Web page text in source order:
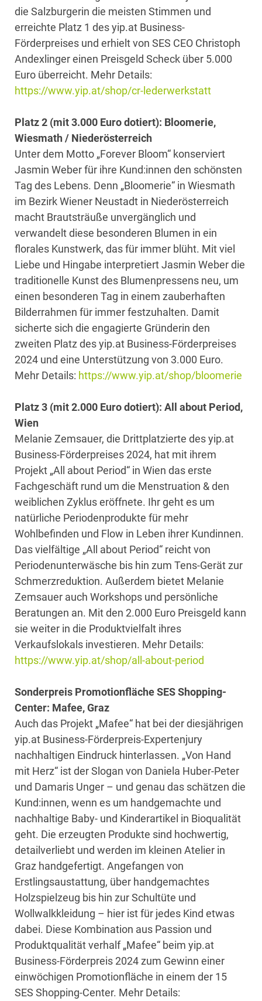
die Salzburgerin die meisten Stimmen und
erreichte Platz 1 des yip.at Business-
Förderpreises und erhielt von SES CEO Christoph
Andexlinger einen Preisgeld Scheck über 5.000
Euro überreicht. Mehr Details:
https://www.yip.at/shop/cr-lederwerkstatt
Platz 2 (mit 3.000 Euro dotiert): Bloomerie,
Wiesmath / Niederösterreich
Unter dem Motto „Forever Bloom“ konserviert
Jasmin Weber für ihre Kund:innen den schönsten
Tag des Lebens. Denn „Bloomerie“ in Wiesmath
im Bezirk Wiener Neustadt in Niederösterreich
macht Brautsträuße unvergänglich und
verwandelt diese besonderen Blumen in ein
florales Kunstwerk, das für immer blüht. Mit viel
Liebe und Hingabe interpretiert Jasmin Weber die
traditionelle Kunst des Blumenpressens neu, um
einen besonderen Tag in einem zauberhaften
Bilderrahmen für immer festzuhalten. Damit
sicherte sich die engagierte Gründerin den
zweiten Platz des yip.at Business-Förderpreises
2024 und eine Unterstützung von 3.000 Euro.
Mehr Details: https://www.yip.at/shop/bloomerie
Platz 3 (mit 2.000 Euro dotiert): All about Period,
Wien
Melanie Zemsauer, die Drittplatzierte des yip.at
Business-Förderpreises 2024, hat mit ihrem
Projekt „All about Period“ in Wien das erste
Fachgeschäft rund um die Menstruation & den
weiblichen Zyklus eröffnete. Ihr geht es um
natürliche Periodenprodukte für mehr
Wohlbefinden und Flow in Leben ihrer Kundinnen.
Das vielfältige „All about Period“ reicht von
Periodenunterwäsche bis hin zum Tens-Gerät zur
Schmerzreduktion. Außerdem bietet Melanie
Zemsauer auch Workshops und persönliche
Beratungen an. Mit den 2.000 Euro Preisgeld kann
sie weiter in die Produktvielfalt ihres
Verkaufslokals investieren. Mehr Details:
https://www.yip.at/shop/all-about-period
Sonderpreis Promotionfläche SES Shopping-
Center: Mafee, Graz
Auch das Projekt „Mafee“ hat bei der diesjährigen
yip.at Business-Förderpreis-Expertenjury
nachhaltigen Eindruck hinterlassen. „Von Hand
mit Herz“ ist der Slogan von Daniela Huber-Peter
und Damaris Unger – und genau das schätzen die
Kund:innen, wenn es um handgemachte und
nachhaltige Baby- und Kinderartikel in Bioqualität
geht. Die erzeugten Produkte sind hochwertig,
detailverliebt und werden im kleinen Atelier in
Graz handgefertigt. Angefangen von
Erstlingsaustattung, über handgemachtes
Holzspielzeug bis hin zur Schultüte und
Wollwalkkleidung – hier ist für jedes Kind etwas
dabei. Diese Kombination aus Passion und
Produktqualität verhalf „Mafee“ beim yip.at
Business-Förderpreis 2024 zum Gewinn einer
einwöchigen Promotionfläche in einem der 15
SES Shopping-Center. Mehr Details: